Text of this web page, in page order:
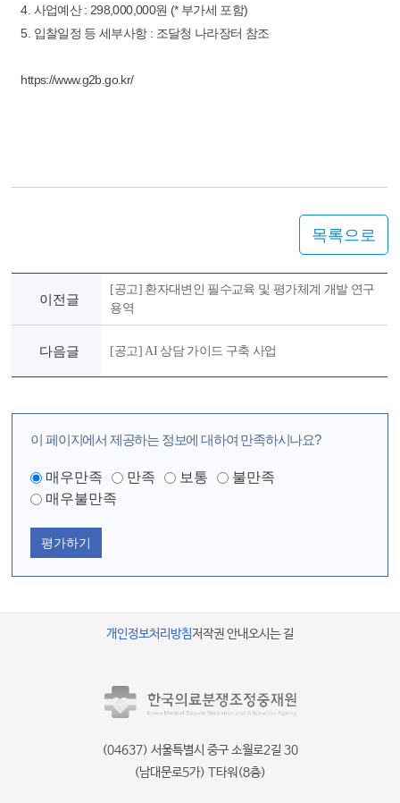
4. 사업예산 : 298,000,000원 (* 부가세 포함)
5. 입찰일정 등 세부사항 : 조달청 나라장터 참조
https://www.g2b.go.kr/
목록으로
이전글
[공고] 환자대변인 필수교육 및 평가체계 개발 연구
용역
다음글 [공고] AI 상담 가이드 구축 사업
이 페이지에서 제공하는 정보에 대하여 만족하시나요?
매우만족 만족 보통
불만족
매우불만족
평가하기
개인정보처리방침저작권 안내오시는 길
(04637) 서울특별시 중구 소월로2길 30
(남대문로5가) T타워(8층)